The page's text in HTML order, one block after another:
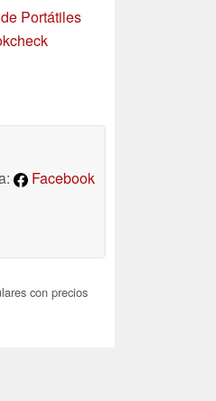
Portátiles
Facebook
con precios